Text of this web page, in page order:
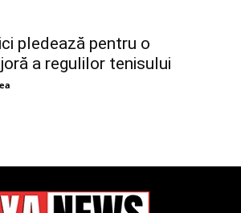
pledează pentru o
a regulilor tenisului